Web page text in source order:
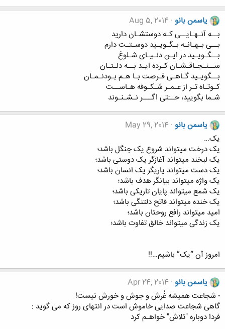
یاسمن بانو Aug 5, 2014
بــه آنـهـایــی کـه دوستشـان دارید
بــی بـهـانـه بـگـویـید دوسـتـت دارم
بــگـویـید در ایـن دنـیـای شـلوغ
ســنـجـاقـشـان کـرده ایـد بــه دلـتـان
بــگویـید گـاهـی فـرصت بـا هـم بـودنـمـان
کـوتـاه تـر از عـمـر شـکـوفه هـاســت
شـما بگویید، حــَتی اگـــر نـشـنـوند
یاسمن بانو May 29, 2014
یک…
یک درخت میتواند شروع یک جنگل باشد؛
یک لبخند میتواند آغازگر یک دوستی باشد؛
یک دست میتواند یاریگر یک انسان باشد؛
یک واژه میتواند بیانگر هدف باشد؛
یک شمع میتواند پایان تاریکی باشد؛
یک خنده میتواند فاتح دلتنگی باشد؛
امید میتواند رافع روحتان باشد؛
یک زندگی میتواند خالق تفاوت باشد؛
امروز آن “یک” باشیم…!!
یاسمن بانو Apr 24, 2014
- شجاعت همیشه غُرش و جوش و خورش نیست!
گاهی شجاعت صدایی خاموش است در انتهای روز که می گوید :
فردا دوباره "تلاش" خواهـم کرد